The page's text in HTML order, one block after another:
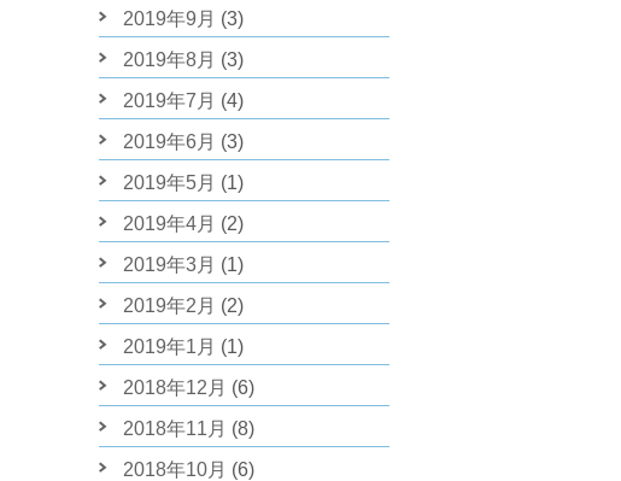
2019年9月 (3)
2019年8月 (3)
2019年7月 (4)
2019年6月 (3)
2019年5月 (1)
2019年4月 (2)
2019年3月 (1)
2019年2月 (2)
2019年1月 (1)
2018年12月 (6)
2018年11月 (8)
2018年10月 (6)